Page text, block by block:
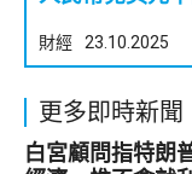
財經 23.10.2025
更多即時新聞
白宮顧問指特朗